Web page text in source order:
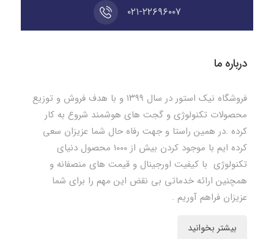
۰۲۱-۲۲۶۹۶۰۰۷
درباره ما
فروشگاه نیک استور در سال ۱۳۹۹ و با هدف فروش و توزیع
محصولات تکنولوژی و گجت های هوشمند شروع به کار
کرده .در همین راستا و جهت رفاه حال شما عزیزان سعی
کرده ایم با موجود کردن بیش از ۱۰۰۰ محصول دنیای
تکنولوژی با کیفیت اورجینال و قیمت های منصفانه و
همچنین ارائه خدماتی بی نقض این مهم را برای شما
عزیزان فراهم آوریم .
بیشتر بخوانید